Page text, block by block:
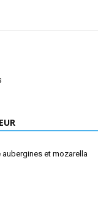
aubergines et mozarella